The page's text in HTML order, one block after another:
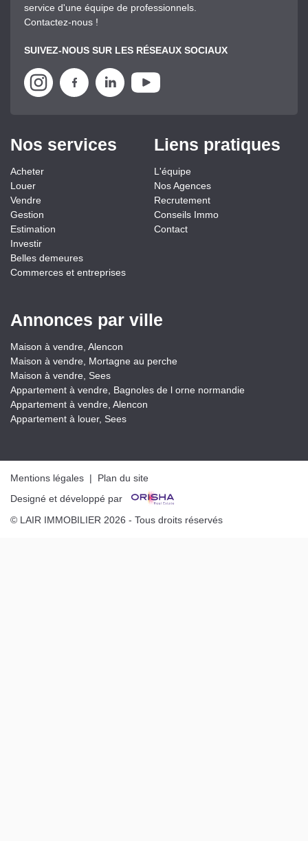
service d'une équipe de professionnels.
Contactez-nous !
SUIVEZ-NOUS SUR LES RÉSEAUX SOCIAUX
Nos services
Acheter
Louer
Vendre
Gestion
Estimation
Investir
Belles demeures
Commerces et entreprises
Liens pratiques
L'équipe
Nos Agences
Recrutement
Conseils Immo
Contact
Annonces par ville
Maison à vendre, Alencon
Maison à vendre, Mortagne au perche
Maison à vendre, Sees
Appartement à vendre, Bagnoles de l orne normandie
Appartement à vendre, Alencon
Appartement à louer, Sees
Mentions légales | Plan du site
Designé et développé par
© LAIR IMMOBILIER 2026 - Tous droits réservés